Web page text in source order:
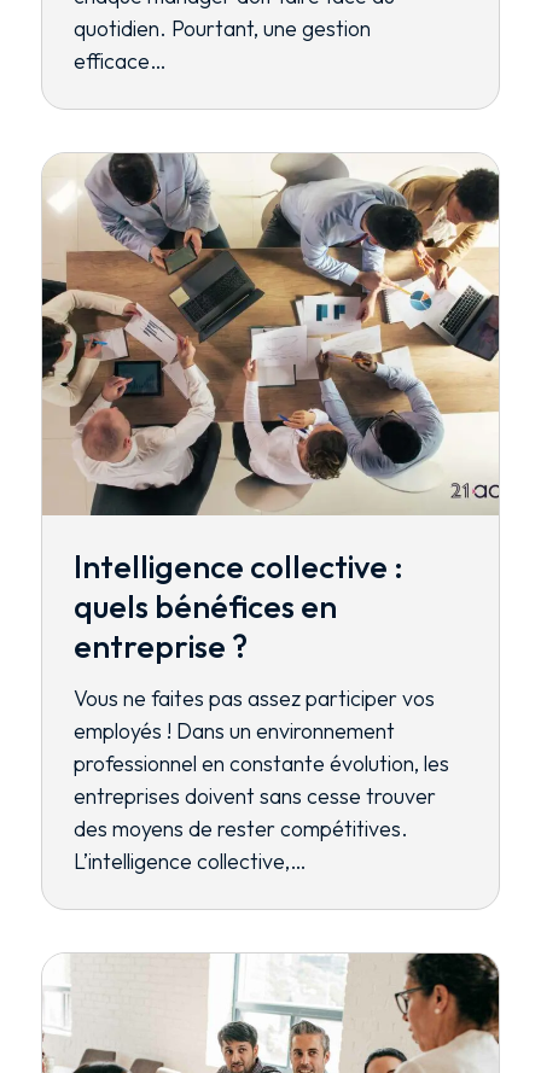
quotidien. Pourtant, une gestion
efficace…
Intelligence collective :
quels bénéfices en
entreprise ?
Vous ne faites pas assez participer vos
employés ! Dans un environnement
professionnel en constante évolution, les
entreprises doivent sans cesse trouver
des moyens de rester compétitives.
L’intelligence collective,…